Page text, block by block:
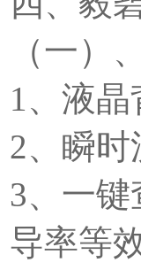
（一）
1、液
2、瞬
3、一
导率等